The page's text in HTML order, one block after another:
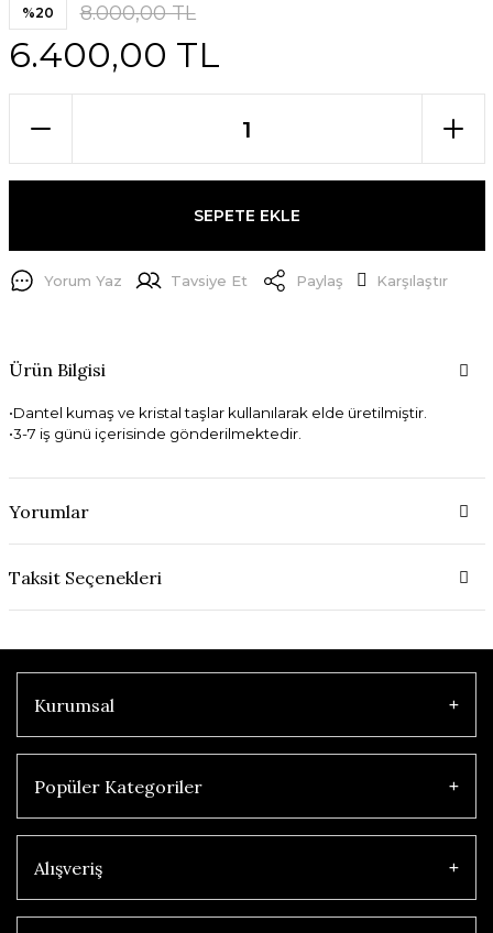
%20 8.000,00 TL
6.400,00 TL
SEPETE EKLE
Yorum Yaz Tavsiye Et Paylaş Karşılaştır
Ürün Bilgisi
•Dantel kumaş ve kristal taşlar kullanılarak elde üretilmiştir.
•3-7 iş günü içerisinde gönderilmektedir.
Yorumlar
Taksit Seçenekleri
Kurumsal
Popüler Kategoriler
Alışveriş